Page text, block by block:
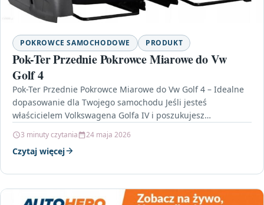
POKROWCE SAMOCHODOWE PRODUKT
Pok-Ter Przednie Pokrowce Miarowe do Vw
Golf 4
Pok-Ter Przednie Pokrowce Miarowe do Vw Golf 4 – Idealne
dopasowanie dla Twojego samochodu Jeśli jesteś
właścicielem Volkswagena Golfa IV i poszukujesz
3 minuty czytania 24 maja 2026
Czytaj więcej